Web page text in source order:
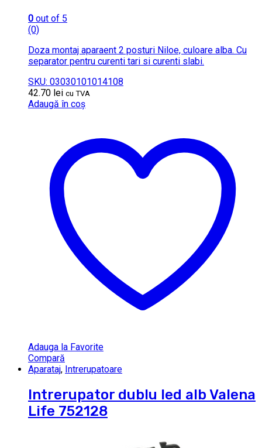
0 out of 5
(0)
Doza montaj aparaent 2 posturi Niloe, culoare alba. Cu
separator pentru curenti tari si curenti slabi.
SKU: 03030101014108
42.70 lei cu TVA
Adaugă în coș
Adauga la Favorite
Compară
Aparataj, Intrerupatoare
Intrerupator dublu led alb Valena
Life 752128